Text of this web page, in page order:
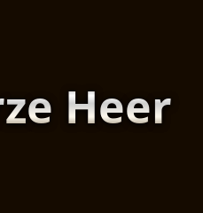
Heer